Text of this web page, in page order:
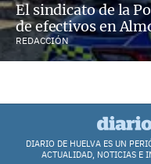
El sindicato de la
de efectivos en
REDACCIÓN
DIARIO DE HUELVA ES UN
ACTUALIDAD, NOTICIAS E